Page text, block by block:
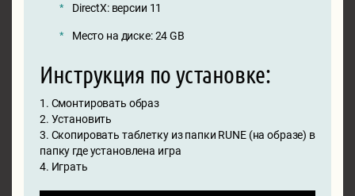
DirectX: версии 11
Место на диске: 24 GB
Инструкция по установке:
1. Смонтировать образ
2. Установить
3. Скопировать таблетку из папки RUNE (на образе) в
папку где установлена игра
4. Играть